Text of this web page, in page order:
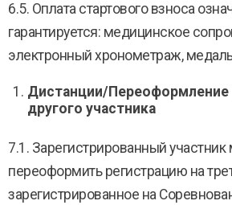
6.5. Оплата стартового взноса
гарантируется: медицинское
электронный хронометраж,
Дистанции/Переоформление
другого участника
7.1. Зарегистрированный
переоформить регистрацию на
зарегистрированное на